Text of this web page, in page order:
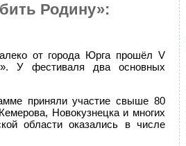
Родину»:
от города Юрга прошёл V
У фестиваля два основных
приняли участие свыше 80
Новокузнецка и многих
области оказались в числе